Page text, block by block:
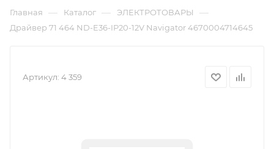
Главная — Каталог — ЭЛЕКТРОТОВАРЫ —
Драйвер 71 464 ND-E36-IP20-12V Navigator 4670004714645
Артикул: 4 359